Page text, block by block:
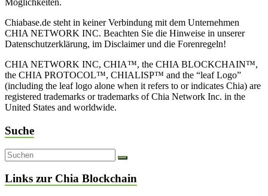
Möglichkeiten.
Chiabase.de steht in keiner Verbindung mit dem Unternehmen
CHIA NETWORK INC. Beachten Sie die Hinweise in unserer
Datenschutzerklärung, im Disclaimer und die Forenregeln!
CHIA NETWORK INC, CHIA™, the CHIA BLOCKCHAIN™,
the CHIA PROTOCOL™, CHIALISP™ and the “leaf Logo”
(including the leaf logo alone when it refers to or indicates Chia) are
registered trademarks or trademarks of Chia Network Inc. in the
United States and worldwide.
Suche
Links zur Chia Blockchain